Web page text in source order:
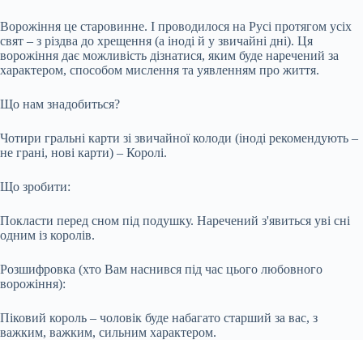
Ворожіння це старовинне. І проводилося на Русі протягом усіх
свят – з різдва до хрещення (а іноді й у звичайні дні). Ця
ворожіння дає можливість дізнатися, яким буде наречений за
характером, способом мислення та уявленням про життя.
Що нам знадобиться?
Чотири гральні карти зі звичайної колоди (іноді рекомендують –
не грані, нові карти) – Королі.
Що зробити:
Покласти перед сном під подушку. Наречений з'явиться уві сні
одним із королів.
Розшифровка (хто Вам наснився під час цього любовного
ворожіння):
Піковий король – чоловік буде набагато старший за вас, з
важким, важким, сильним характером.